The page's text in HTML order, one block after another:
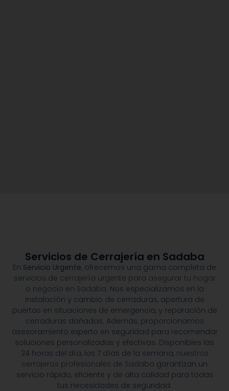
Servicios de Cerrajería en Sadaba
En Servicio Urgente, ofrecemos una gama completa de
servicios de cerrajería urgente para asegurar tu hogar
o negocio en Sadaba. Nos especializamos en la
instalación y cambio de cerraduras, apertura de
puertas en situaciones de emergencia, y reparación de
cerraduras dañadas. Además, proporcionamos
asesoramiento experto en seguridad para recomendar
soluciones personalizadas y efectivas. Disponibles las
24 horas del día, los 7 días de la semana, nuestros
cerrajeros profesionales de Sadaba garantizan un
servicio rápido, eficiente y de alta calidad para todas
tus necesidades de seguridad.